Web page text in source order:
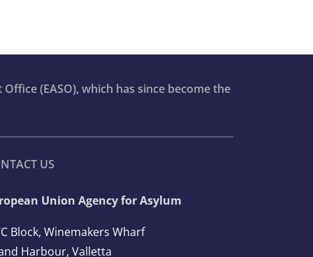
(EASO), which has since become the
US
Union Agency for Asylum
Block, Winemakers Wharf
Harbour, Valletta